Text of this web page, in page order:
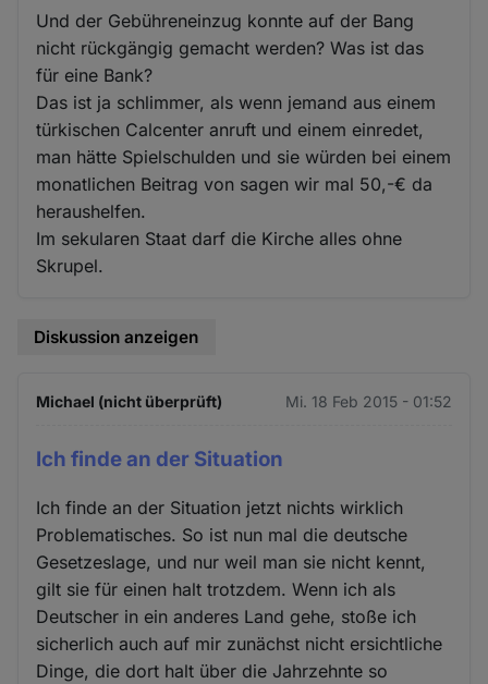
Und der Gebühreneinzug konnte auf der Bang
nicht rückgängig gemacht werden? Was ist das
für eine Bank?
Das ist ja schlimmer, als wenn jemand aus einem
türkischen Calcenter anruft und einem einredet,
man hätte Spielschulden und sie würden bei einem
monatlichen Beitrag von sagen wir mal 50,-€ da
heraushelfen.
Im sekularen Staat darf die Kirche alles ohne
Skrupel.
Diskussion anzeigen
Michael (nicht überprüft) Mi. 18 Feb 2015 - 01:52
Ich finde an der Situation
Ich finde an der Situation jetzt nichts wirklich
Problematisches. So ist nun mal die deutsche
Gesetzeslage, und nur weil man sie nicht kennt,
gilt sie für einen halt trotzdem. Wenn ich als
Deutscher in ein anderes Land gehe, stoße ich
sicherlich auch auf mir zunächst nicht ersichtliche
Dinge, die dort halt über die Jahrzehnte so